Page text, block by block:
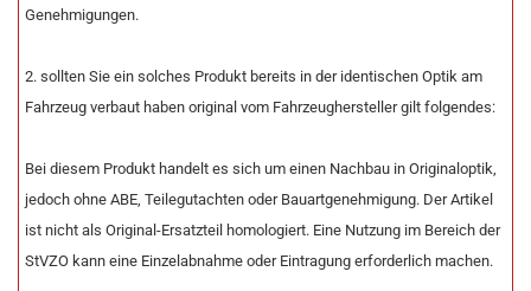
Genehmigungen.
2. sollten Sie ein solches Produkt bereits in der identischen Optik am
Fahrzeug verbaut haben original vom Fahrzeughersteller gilt folgendes:
Bei diesem Produkt handelt es sich um einen Nachbau in Originaloptik,
jedoch ohne ABE, Teilegutachten oder Bauartgenehmigung. Der Artikel
ist nicht als Original-Ersatzteil homologiert. Eine Nutzung im Bereich der
StVZO kann eine Einzelabnahme oder Eintragung erforderlich machen.